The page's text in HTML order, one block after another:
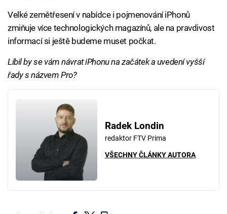
Velké zemětřesení v nabídce i pojmenování iPhonů
zmiňuje více technologických magazínů, ale na pravdivost
informací si ještě budeme muset počkat.
Líbil by se vám návrat iPhonu na začátek a uvedení vyšší
řady s názvem Pro?
Radek Londin
redaktor FTV Prima
VŠECHNY ČLÁNKY AUTORA